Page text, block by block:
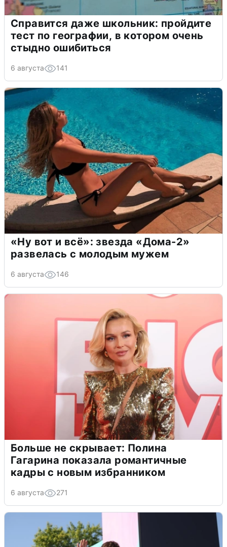
Справится даже школьник: пройдите
тест по географии, в котором очень
стыдно ошибиться
6 августа 141
«Ну вот и всё»: звезда «Дома-2»
развелась с молодым мужем
6 августа 146
Больше не скрывает: Полина
Гагарина показала романтичные
кадры с новым избранником
6 августа 271